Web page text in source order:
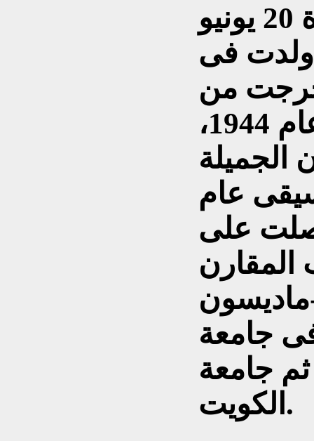
أغسطس 1923- القاهرة 20 يونيو
ولدت فى
من
دار المعلمين العالية عام 1944،
الجميلة
عام
عام 1959 حصلت على
المقارن
جامعة
جامعة
الكويت.